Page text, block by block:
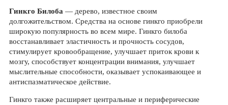
Гинкго Билоба — дерево, известное своим
долгожительством. Средства на основе гинкго приобрели
широкую популярность во всем мире. Гинкго билоба
восстанавливает эластичность и прочность сосудов,
стимулирует кровообращение, улучшает приток крови к
мозгу, способствует концентрации внимания, улучшает
мыслительные способности, оказывает успокаивающее и
антиспазматическое действие.
Гинкго также расширяет центральные и периферические